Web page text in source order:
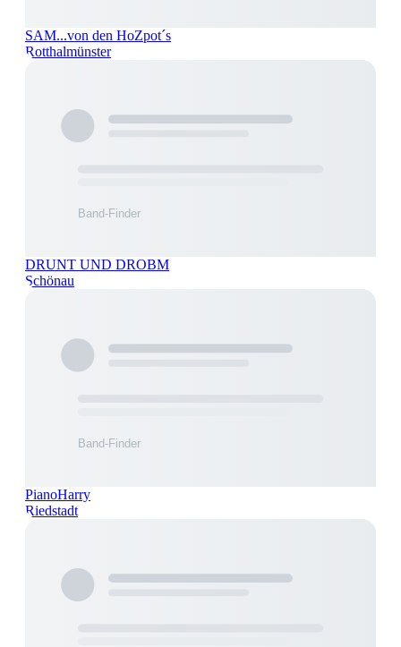
SAM...von den HoZpot´s
Rotthalmünster
DRUNT UND DROBM
Schönau
PianoHarry
Riedstadt